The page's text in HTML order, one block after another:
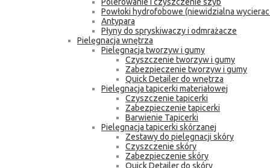
Powłoki hydrofobowe (niewidzialna
Antypara
Płyny do spryskiwaczy i odmrażacze
Pielęgnacja wnętrza
Pielęgnacja tworzyw i gumy
Czyszczenie tworzyw i gumy
Zabezpieczenie tworzyw i gumy
Quick Detailer do wnętrza
Pielęgnacja tapicerki materiałowej
Czyszczenie tapicerki
Zabezpieczenie tapicerki
Barwienie Tapicerki
Pielęgnacja tapicerki skórzanej
Zestawy do pielęgnacji skóry
Czyszczenie skóry
Zabezpieczenie skóry
Quick Detailer do skóry